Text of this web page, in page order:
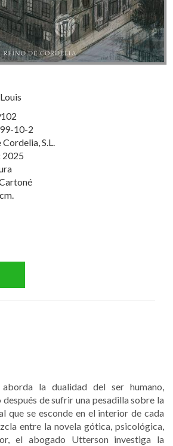
10-2
Cordelia, S.L.
2025
la dualidad del ser humano,
de sufrir una pesadilla sobre la
que se esconde en el interior de cada
entre la novela gótica, psicológica,
el abogado Utterson investiga la